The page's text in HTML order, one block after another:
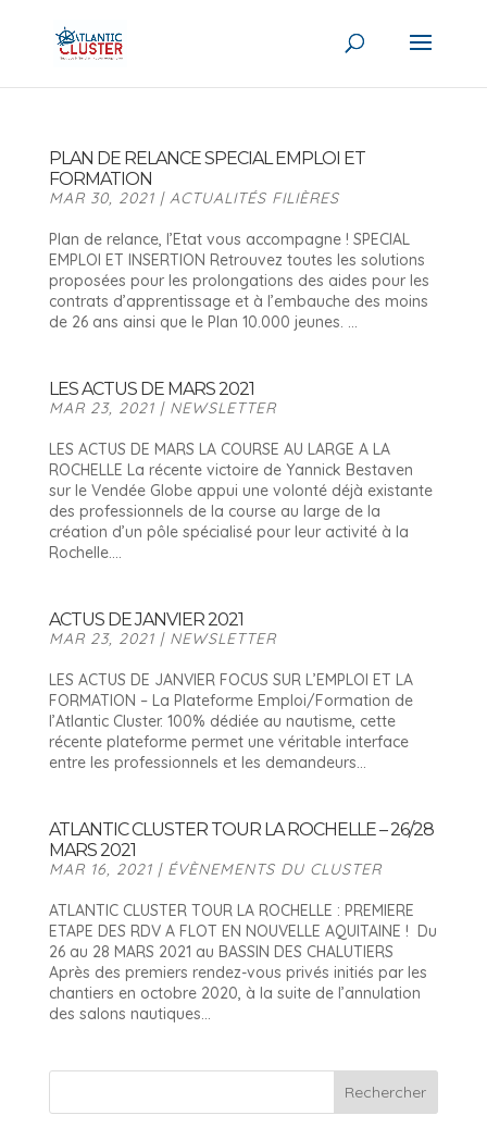
PLAN DE RELANCE SPECIAL EMPLOI ET
FORMATION
MAR 30, 2021| ACTUALITÉS FILIÈRES
Plan de relance, l’Etat vous accompagne ! SPECIAL
EMPLOI ET INSERTION Retrouvez toutes les solutions
proposées pour les prolongations des aides pour les
contrats d’apprentissage et à l’embauche des moins
de 26 ans ainsi que le Plan 10.000 jeunes. ...
LES ACTUS DE MARS 2021
MAR 23, 2021| NEWSLETTER
LES ACTUS DE MARS LA COURSE AU LARGE A LA
ROCHELLE La récente victoire de Yannick Bestaven
sur le Vendée Globe appui une volonté déjà existante
des professionnels de la course au large de la
création d’un pôle spécialisé pour leur activité à la
Rochelle....
ACTUS DE JANVIER 2021
MAR 23, 2021| NEWSLETTER
LES ACTUS DE JANVIER FOCUS SUR L’EMPLOI ET LA
FORMATION – La Plateforme Emploi/Formation de
l’Atlantic Cluster. 100% dédiée au nautisme, cette
récente plateforme permet une véritable interface
entre les professionnels et les demandeurs...
ATLANTIC CLUSTER TOUR LA ROCHELLE – 26/28
MARS 2021
MAR 16, 2021| ÉVÈNEMENTS DU CLUSTER
ATLANTIC CLUSTER TOUR LA ROCHELLE : PREMIERE
ETAPE DES RDV A FLOT EN NOUVELLE AQUITAINE ! Du
26 au 28 MARS 2021 au BASSIN DES CHALUTIERS
Après des premiers rendez-vous privés initiés par les
chantiers en octobre 2020, à la suite de l’annulation
des salons nautiques...